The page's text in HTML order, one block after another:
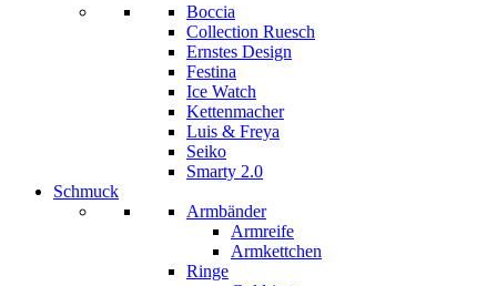
Boccia
Collection Ruesch
Ernstes Design
Festina
Ice Watch
Kettenmacher
Luis & Freya
Seiko
Smarty 2.0
Schmuck
Armbänder
Armreife
Armkettchen
Ringe